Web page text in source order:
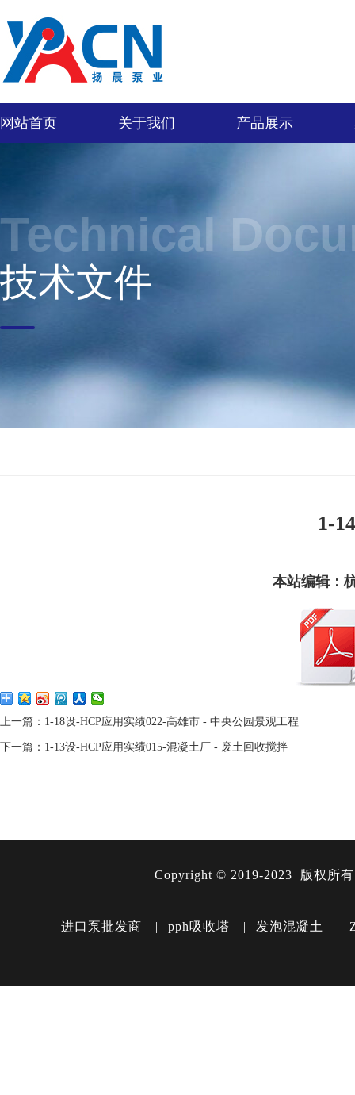
网站首页 关于我们 产品展示
Technical
技术文件
1-
本站编辑：
上一篇： 1-18设-HCP应用实绩022-高雄市 - 中央公园景观工程
下一篇： 1-13设-HCP应用实绩015-混凝土厂 - 废土回收搅拌
Copyright ©️ 2019-2023 版权所
进口泵批发商 | pph吸收塔 | 发泡混凝土 |